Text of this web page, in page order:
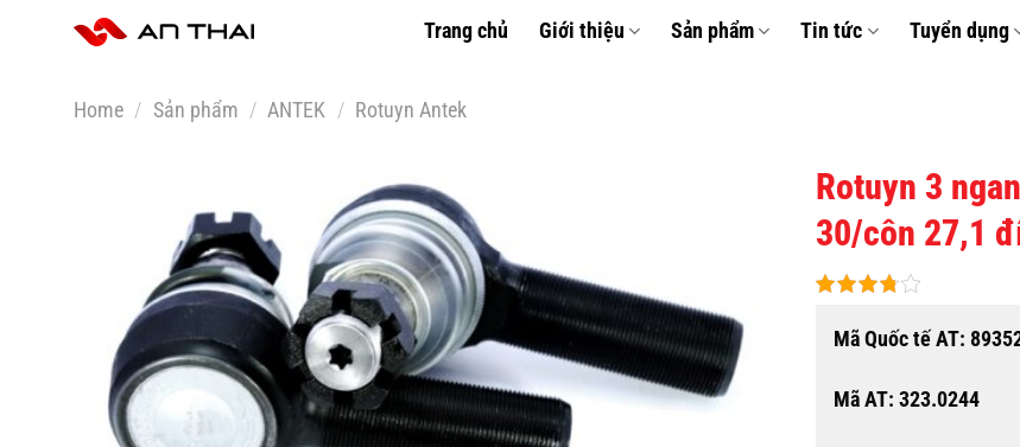
Trang chủ Giới thiệu Sản phẩm Tin tức Tuyển dụng
Home / Sản phẩm / ANTEK / Rotuyn Antek
YÊU
THÍCH
Rotuyn 3
30/côn 27,1
Mã Quốc tế AT:
Mã AT: 323.0244